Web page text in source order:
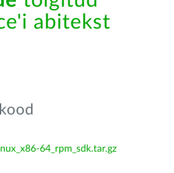
abitekst
64_rpm_sdk.tar.gz